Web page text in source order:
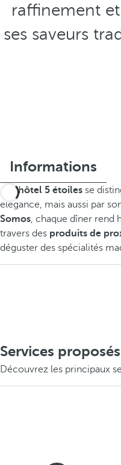
raffinement
ses saveurs
Informations
Cethôtel 5 étoiles se
élégance, mais aussi par
Somos, chaque dîner rend
travers des produits de
déguster des spécialités
Services proposés
Découvrez les principaux